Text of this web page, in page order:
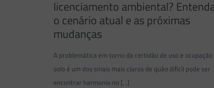
licenciamento ambiental?
o cenário atual e as próximas
mudanças
A problemática em torno da certidão de uso e ocupação
solo é um dos sinais mais claros de quão difícil pode ser
encontrar harmonia no […]